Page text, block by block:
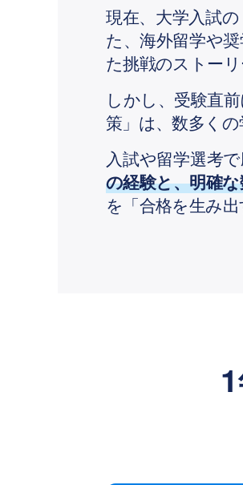
現在、大学入試
た、海外留学や
た挑戦のストーリ
しかし、受験直
策」は、数多く
入試や留学選考
の経験と、明確
を「合格を生み